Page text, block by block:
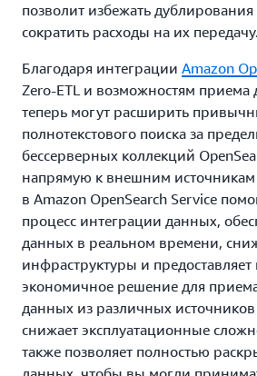
позволит избежать
сократить расходы на их передачу.
Благодаря интеграции Amazon
Zero-ETL и возможностям
теперь могут расширить
полнотекстового поиска за
бессерверных коллекций
напрямую к внешним
в Amazon OpenSearch Service
процесс интеграции данных,
данных в реальном времени,
инфраструктуры и
экономичное решение для
данных из различных
снижает эксплуатационные
также позволяет полностью